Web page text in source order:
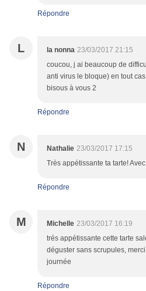
Répondre
L la nonna 23/03/2017 21:15
coucou, j ai beaucoup de
anti virus le bloque) en tout
bisous à vous 2
Répondre
N Nathalie 23/03/2017 17:15
Très appétissante ta tarte!
Répondre
M Michelle 23/03/2017 16:19
trés appétissante cette tarte
déguster sans scrupules,
journée
Répondre